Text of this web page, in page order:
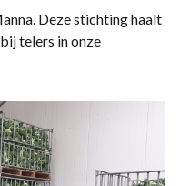
Deze stichting haalt
telers in onze